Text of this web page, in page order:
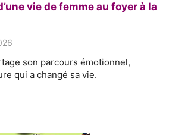
vie de femme au foyer à la
son parcours émotionnel,
qui a changé sa vie.